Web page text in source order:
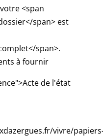
<span
span> est
span>.
à fournir
de l'état
vivre/